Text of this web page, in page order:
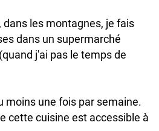
les montagnes, je fais
dans un supermarché
j'ai pas le temps de
moins une fois par semaine.
cette cuisine est accessible à